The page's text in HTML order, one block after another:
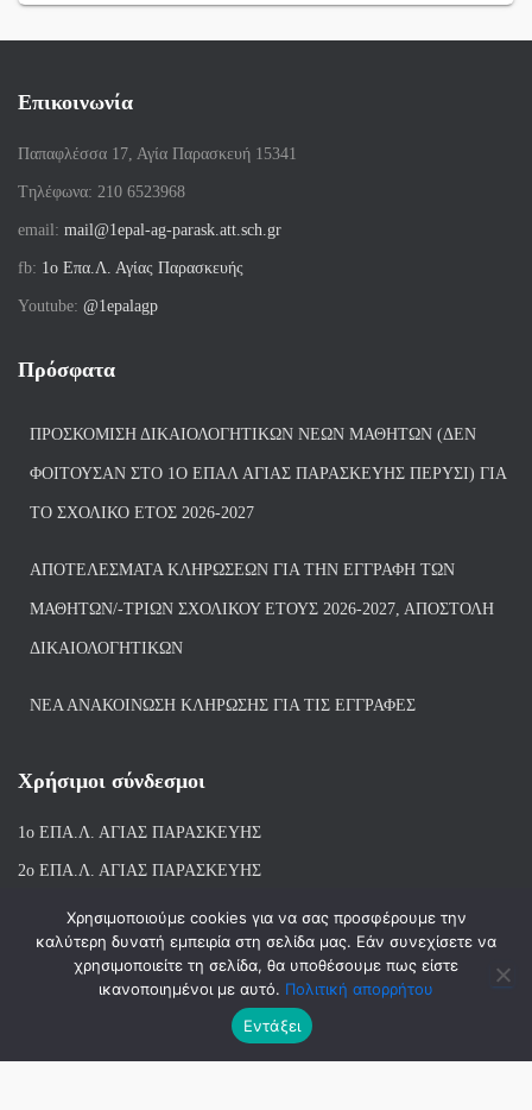
Επικοινωνία
Παπαφλέσσα 17, Αγία Παρασκευή 15341
Tηλέφωνα: 210 6523968
email: mail@1epal-ag-parask.att.sch.gr
fb: 1ο Επα.Λ. Αγίας Παρασκευής
Youtube: @1epalagp
Πρόσφατα
ΠΡΟΣΚΌΜΙΣΗ ΔΙΚΑΙΟΛΟΓΗΤΙΚΏΝ ΝΈΩΝ ΜΑΘΗΤΏΝ (ΔΕΝ
ΦΟΙΤΟΎΣΑΝ ΣΤΟ 1Ο ΕΠΑΛ ΑΓΙΑΣ ΠΑΡΑΣΚΕΥΗΣ ΠΈΡΥΣΙ) ΓΙΑ
ΤΟ ΣΧΟΛΙΚΌ ΈΤΟΣ 2026-2027
ΑΠΟΤΕΛΈΣΜΑΤΑ ΚΛΗΡΏΣΕΩΝ ΓΙΑ ΤΗΝ ΕΓΓΡΑΦΉ ΤΩΝ
ΜΑΘΗΤΏΝ/-ΤΡΙΏΝ ΣΧΟΛΙΚΟΎ ΈΤΟΥΣ 2026-2027, ΑΠΟΣΤΟΛΉ
ΔΙΚΑΙΟΛΟΓΗΤΙΚΏΝ
ΝΕΑ ΑΝΑΚΟΙΝΩΣΗ ΚΛΗΡΩΣΗΣ ΓΙΑ ΤΙΣ ΕΓΓΡΑΦΕΣ
Χρήσιμοι σύνδεσμοι
1ο ΕΠΑ.Λ. ΑΓΙΑΣ ΠΑΡΑΣΚΕΥΗΣ
2ο ΕΠΑ.Λ. ΑΓΙΑΣ ΠΑΡΑΣΚΕΥΗΣ
1ο Ε.Κ. ΑΓΙΑΣ ΠΑΡΑΣΚΕΥΗΣ
ΒΙΒΛΙΟΘΗΚΗ 1ου & 2ου ΕΠΑΛ ΑΓΙΑΣ ΠΑΡΑΣΚΕΥΗΣ
Hestia | Αναπτύχθηκε απόThemeIsle
Χρησιμοποιούμε cookies για να σας προσφέρουμε την
καλύτερη δυνατή εμπειρία στη σελίδα μας. Εάν συνεχίσετε να
χρησιμοποιείτε τη σελίδα, θα υποθέσουμε πως είστε
ικανοποιημένοι με αυτό. Πολιτική απορρήτου
Εντάξει